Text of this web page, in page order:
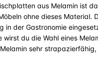
aus Melamin ist
ohne dieses Material.
in der Gastronomie
wirst du die Wahl eines
sehr